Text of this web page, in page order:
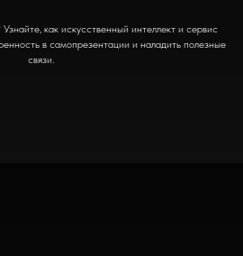
как искусственный интеллект и сервис
в самопрезентации и наладить полезные
связи.